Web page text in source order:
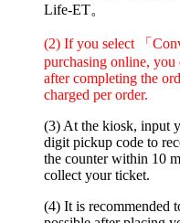
Life-ET。
(2) If you select 「
purchasing online,
after completing the
charged per order.
(3) At the kiosk, input
digit pickup code to
the counter within 10
collect your ticket.
(4) It is recommended